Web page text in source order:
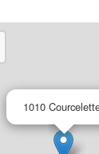
1010